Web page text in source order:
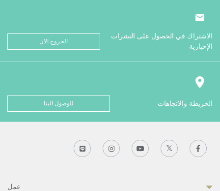
الاشتراك في الحصول على النشرات
الإخبارية
الخروج الان
الخريطة والاتجاهات للوصول الينا
عمل